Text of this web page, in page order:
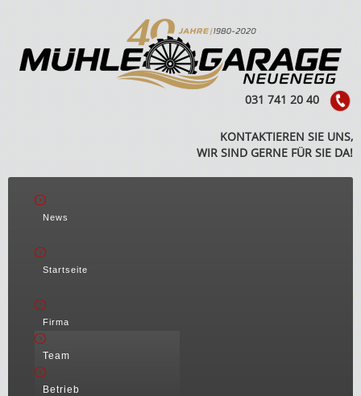
031 741 20 40
KONTAKTIEREN SIE UNS,
WIR SIND GERNE FÜR SIE DA!
News
Startseite
Firma
Team
Betrieb